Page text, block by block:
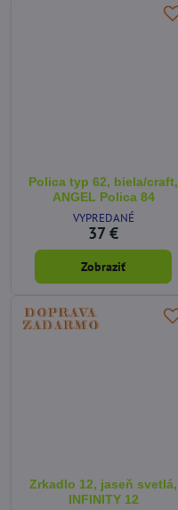
Polica typ 62, biela/craft,
ANGEL Polica 84
VYPREDANÉ
37 €
Zobraziť
Zrkadlo 12, jaseň svetlá,
INFINITY 12